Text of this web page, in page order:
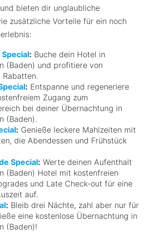
bieten dir unglaubliche
zusätzliche Vorteile für ein noch
: Buche dein Hotel in
(Baden) und profitiere von
: Entspanne und regeneriere
Zugang zum
bei deiner Übernachtung in
(Baden).
: Genieße leckere Mahlzeiten mit
die Abendessen und Frühstück
Special: Werte deinen Aufenthalt
(Baden) Hotel mit kostenfreien
und Late Check-out für eine
auf.
: Bleib drei Nächte, zahl aber nur für
eine kostenlose Übernachtung in
(Baden)!